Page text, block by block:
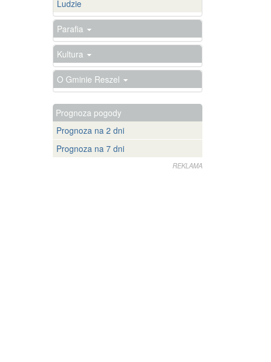
Ludzie
Parafia
Kultura
O Gminie Reszel
Prognoza pogody
Prognoza na 2 dni
Prognoza na 7 dni
REKLAMA